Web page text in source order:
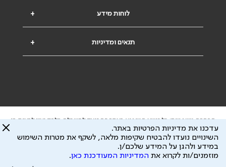
+ לוחות מידע
+ תנאים ומדיניות
הבהרה משפטית: כל נושא המופיע באתר זה נועד להשכלה בלבד ואין לראות בו
ייעוץ רפואי או משפטי. אין הר"י אחראית לתוכן המתפרסם באתר זה ולכל נזק
שעלול להיגרם.
ידוע לי שהר"י אוספת ושומרת מידע אישי לצורך מתן השרות וכי חלק ממנו עשוי
להיות מועבר לצדדים שלישיים, הכל בכפוף ל מדיניות הפרטיות
עדכנו את מדיניות הפרטיות באתר.
השינויים נועדו להבטיח שקיפות מלאה, לשקף את מטרות השימוש
במידע ולהגן על המידע שלכם/ן.
מוזמנים/ות לקרוא את המדיניות המעודכנת כאן.